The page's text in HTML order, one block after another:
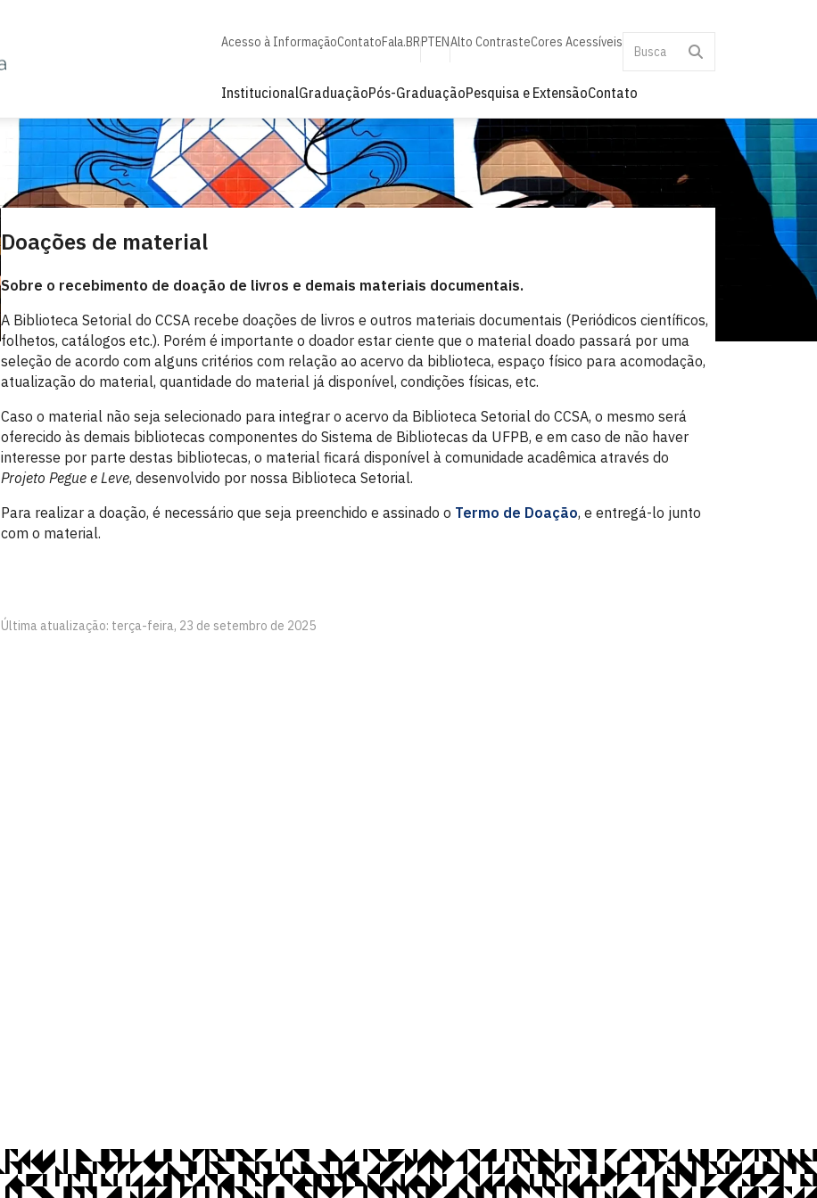
Acesso à InformaçãoContatoFala.BRPTENAlto ContrasteCores Acessíveis
InstitucionalGraduaçãoPós-GraduaçãoPesquisa e ExtensãoContato
Doações de material
Sobre o recebimento de doação de livros e demais materiais documentais.
A Biblioteca Setorial do CCSA recebe doações de livros e outros materiais documentais (Periódicos científicos,
folhetos, catálogos etc.). Porém é importante o doador estar ciente que o material doado passará por uma
seleção de acordo com alguns critérios com relação ao acervo da biblioteca, espaço físico para acomodação,
atualização do material, quantidade do material já disponível, condições físicas, etc.
Caso o material não seja selecionado para integrar o acervo da Biblioteca Setorial do CCSA, o mesmo será
oferecido às demais bibliotecas componentes do Sistema de Bibliotecas da UFPB, e em caso de não haver
interesse por parte destas bibliotecas, o material ficará disponível à comunidade acadêmica através do
Projeto Pegue e Leve, desenvolvido por nossa Biblioteca Setorial.
Para realizar a doação, é necessário que seja preenchido e assinado o Termo de Doação, e entregá-lo junto
com o material.
Última atualização: terça-feira, 23 de setembro de 2025